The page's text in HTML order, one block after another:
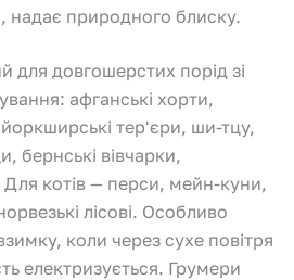
надає природного блиску.
для довгошерстих порід зі
афганські хорти,
тер'єри, ши-тцу,
бернські вівчарки,
Для котів — перси, мейн-куни,
лісові. Особливо
коли через сухе повітря
електризується. Грумери